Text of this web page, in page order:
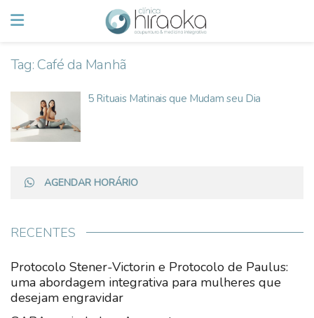
Tag:Café da Manhã
5 Rituais Matinais que Mudam seu Dia
AGENDAR HORÁRIO
RECENTES
Protocolo Stener-Victorin e Protocolo de Paulus:
uma abordagem integrativa para mulheres que
desejam engravidar